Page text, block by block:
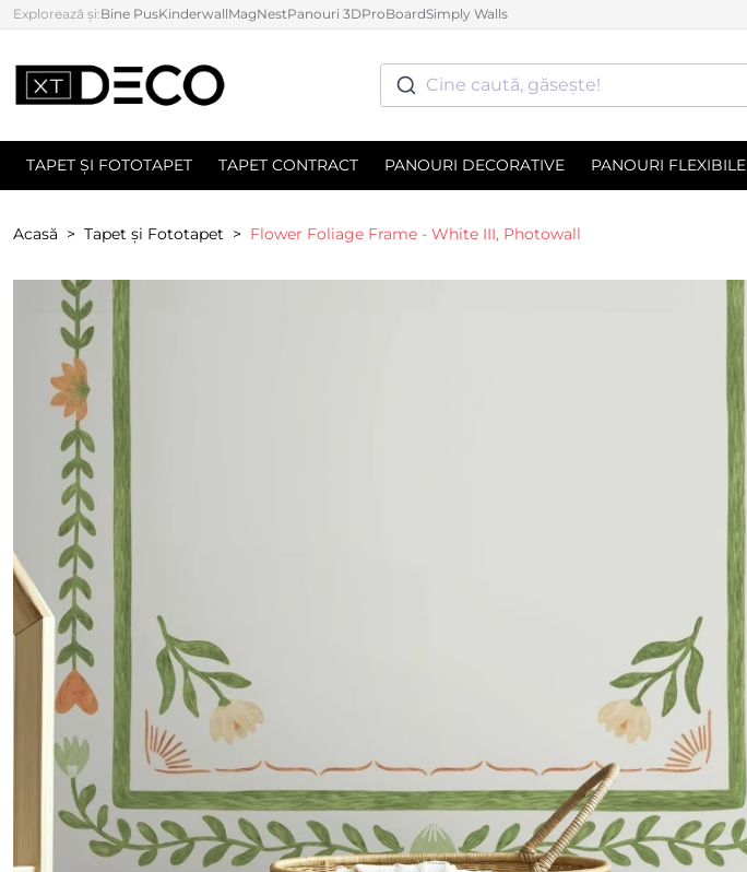
Explorează și:Bine PusKinderwallMagNestPanouri 3DProBoardSimply Walls
Cine caută, găsește!
TAPET ȘI FOTOTAPET TAPET CONTRACT PANOURI DECORATIVE PANOURI FLEXIBILE
Acasă Tapet și Fototapet Flower Foliage Frame - White III, Photowall